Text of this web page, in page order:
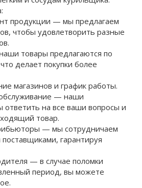
продукции — мы предлагаем
чтобы удовлетворить разные
товары предлагаются по
делает покупки более
магазинов и график работы.
— наши
ответить на все ваши вопросы и
товар.
— мы сотрудничаем
гарантируя
— в случае поломки
период, вы можете